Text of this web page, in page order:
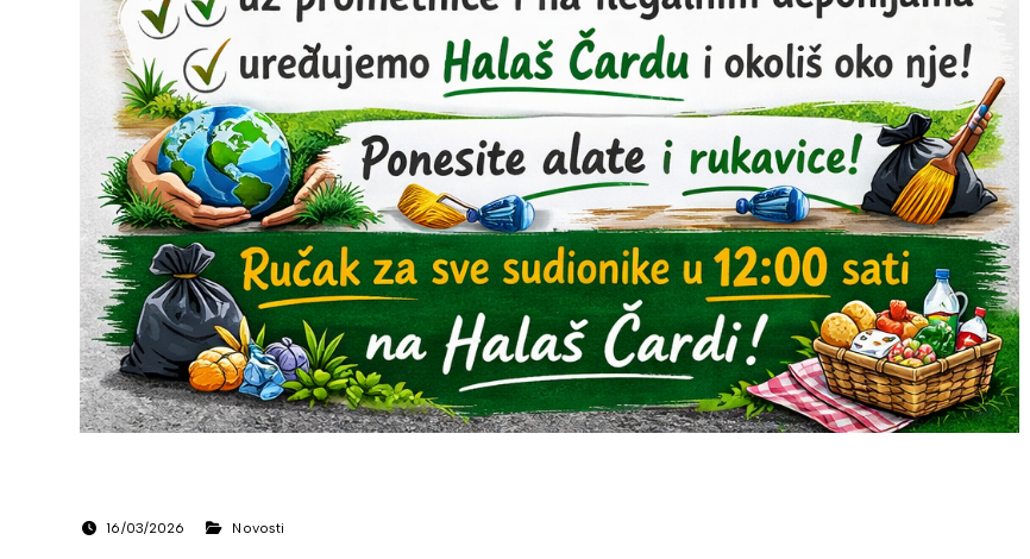
16/03/2026 Novosti